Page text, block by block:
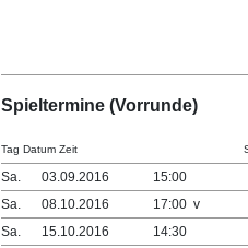
Spieltermine (Vorrunde)
Tag Datum Zeit
Sa. 03.09.2016
15:00
Sa.
08.10.2016
17:00 v
Sa.
15.10.2016
14:30